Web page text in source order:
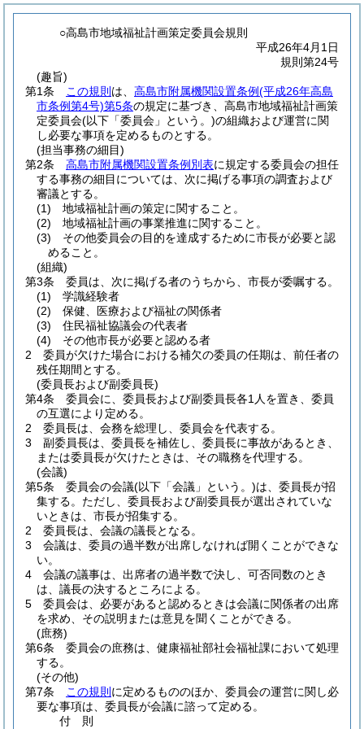
○高島市地域福祉計画策定委員会規則
平成26年4月1日
規則第24号
(趣旨)
第1条
この規則 は、 高島市附属機関設置条例(平成26年高島
市条例第4号)第5条の規定に基づき、高島市地域福祉計画策
定委員会(以下「委員会」という。)の組織および運営に関
し必要な事項を定めるものとする。
(担当事務の細目)
第2条
高島市附属機関設置条例別表に規定する委員会の担任
する事務の細目については、次に掲げる事項の調査および
審議とする。
(1)
地域福祉計画の策定に関すること。
(2)
地域福祉計画の事業推進に関すること。
(3)
その他委員会の目的を達成するために市長が必要と認
めること。
(組織)
第3条
委員は、次に掲げる者のうちから、市長が委嘱する。
(1)
学識経験者
(2)
保健、医療および福祉の関係者
(3)
住民福祉協議会の代表者
(4)
その他市長が必要と認める者
2
委員が欠けた場合における補欠の委員の任期は、前任者の
残任期間とする。
(委員長および副委員長)
第4条
委員会に、委員長および副委員長各1人を置き、委員
の互選により定める。
2
委員長は、会務を総理し、委員会を代表する。
3
副委員長は、委員長を補佐し、委員長に事故があるとき、
または委員長が欠けたときは、その職務を代理する。
(会議)
第5条
委員会の会議(以下「会議」という。)は、委員長が招
集する。 ただし、委員長および副委員長が選出されていな
いときは、市長が招集する。
2
委員長は、会議の議長となる。
3
会議は、委員の過半数が出席しなければ開くことができな
い。
4
会議の議事は、出席者の過半数で決し、可否同数のとき
は、議長の決するところによる。
5
委員会は、必要があると認めるときは会議に関係者の出席
を求め、その説明または意見を聞くことができる。
(庶務)
第6条
委員会の庶務は、健康福祉部社会福祉課において処理
する。
(その他)
第7条
この規則 に定めるもののほか、委員会の運営に関し必
要な事項は、委員長が会議に諮って定める。
付 則